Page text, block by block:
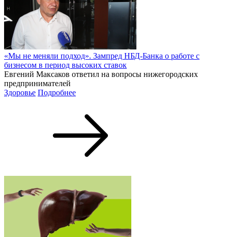
«Мы не меняли подход». Зампред НБД-Банка о работе с
бизнесом в период высоких ставок
Евгений Максаков ответил на вопросы нижегородских
предпринимателей
Здоровье Подробнее